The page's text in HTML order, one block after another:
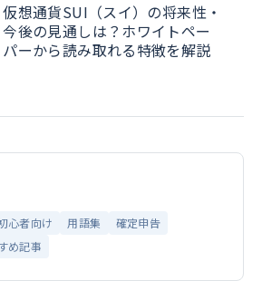
仮想通貨SUI（スイ）の将来性・
今後の見通しは？ホワイトペー
パーから読み取れる特徴を解説
心者向け 用語集
確定申告
め記事